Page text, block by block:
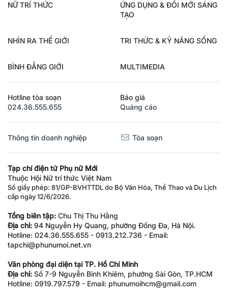
NỮ TRÍ THỨC
ỨNG DỤNG & ĐỔI MỚI SÁNG
TẠO
NHÌN RA THẾ GIỚI TRI THỨC & KỸ NĂNG SỐNG
BÌNH ĐẲNG GIỚI MULTIMEDIA
Hotline tòa soạn
024.36.555.655
Báo giá
Quảng cáo
Thông tin doanh nghiệp Tòa soạn
Tạp chí điện tử Phụ nữ Mới
Thuộc Hội Nữ trí thức Việt Nam
Số giấy phép: 81/GP-BVHTTDL do Bộ Văn Hóa, Thể Thao và Du Lịch
cấp ngày 12/6/2026.
Tổng biên tập: Chu Thị Thu Hằng
Địa chỉ: 94 Nguyễn Hy Quang, phường Đống Đa, Hà Nội.
Hotline: 024.36.555.655 - 0913.212.736 - Email:
tapchi@phunumoi.net.vn
Văn phòng đại diện tại TP. Hồ Chí Minh
Địa chỉ: Số 7-9 Nguyễn Bỉnh Khiêm, phường Sài Gòn, TP.HCM
Hotline: 0919.797.579 - Email: phunumoihcm@gmail.com